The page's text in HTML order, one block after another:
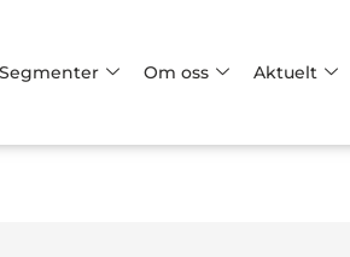
Segmenter Om oss Aktuelt